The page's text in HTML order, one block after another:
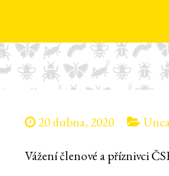
20 dubna, 2020
Vážení členové a příznivci